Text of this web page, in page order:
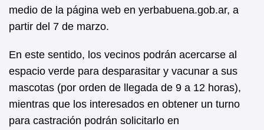
medio de la página web en yerbabuena.gob.ar, a
partir del 7 de marzo.
En este sentido, los vecinos podrán acercarse al
espacio verde para desparasitar y vacunar a sus
mascotas (por orden de llegada de 9 a 12 horas),
mientras que los interesados en obtener un turno
para castración podrán solicitarlo en